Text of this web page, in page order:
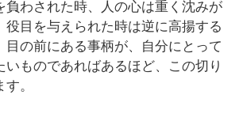
負わされた時、人の心は重く沈みが
役目を与えられた時は逆に高揚する
目の前にある事柄が、自分にとって
いものであればあるほど、この切り
。